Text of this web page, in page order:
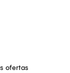
ofertas